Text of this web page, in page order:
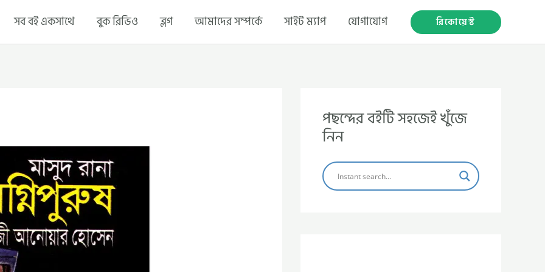
সব বই একসাথে বুক রিভিও ব্লগ আমাদের সম্পর্কে সাইট ম্যাপ যোগাযোগ রিকোয়েস্ট
পছন্দের বইটি সহজেই খুঁজে
নিন